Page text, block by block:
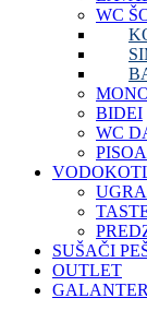
WC
BIDEI
WC
SUŠAČI
OUTLET